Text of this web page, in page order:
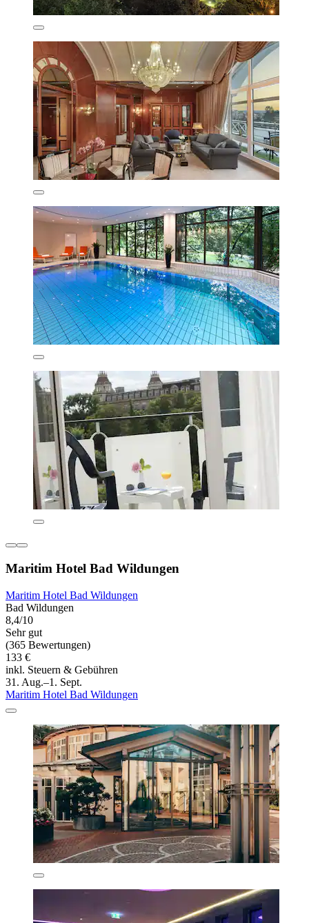
Maritim Hotel Bad Wildungen
Maritim Hotel Bad Wildungen
Bad Wildungen
8,4/10
Sehr gut
(365 Bewertungen)
133 €
inkl. Steuern & Gebühren
31. Aug.–1. Sept.
Maritim Hotel Bad Wildungen